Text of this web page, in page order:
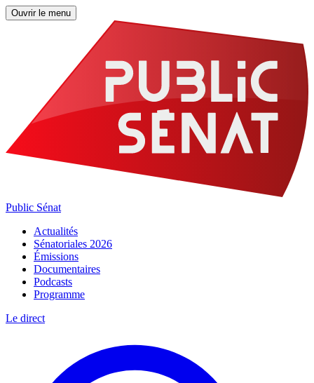
Ouvrir le menu
Public Sénat
Actualités
Sénatoriales 2026
Émissions
Documentaires
Podcasts
Programme
Le direct